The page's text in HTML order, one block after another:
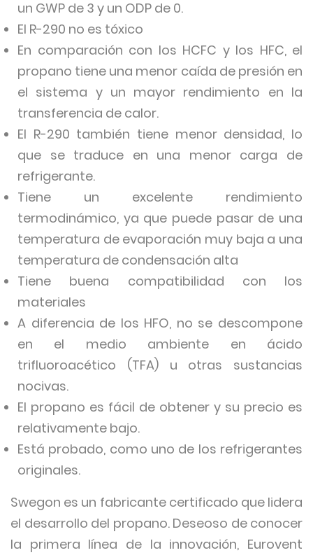
un GWP de 3 y un ODP de 0.
El R-290 no es tóxico
En comparación con los HCFC y los HFC, el
propano tiene una menor caída de presión en
el sistema y un mayor rendimiento en la
transferencia de calor.
El R-290 también tiene menor densidad, lo
que se traduce en una menor carga de
refrigerante.
Tiene un excelente rendimiento
termodinámico, ya que puede pasar de una
temperatura de evaporación muy baja a una
temperatura de condensación alta
Tiene buena compatibilidad con los
materiales
A diferencia de los HFO, no se descompone
en el medio ambiente en ácido
trifluoroacético (TFA) u otras sustancias
nocivas.
El propano es fácil de obtener y su precio es
relativamente bajo.
Está probado, como uno de los refrigerantes
originales.
Swegon es un fabricante certificado que lidera
el desarrollo del propano. Deseoso de conocer
la primera línea de la innovación, Eurovent